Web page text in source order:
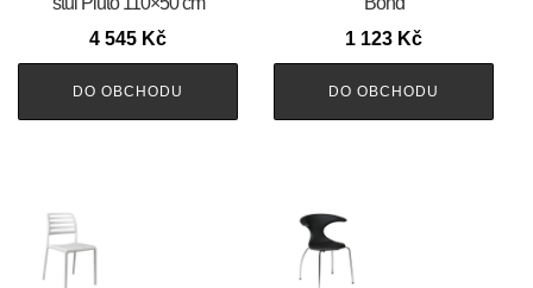
4 545 Kč
DO OBCHODU
1 123 Kč
DO OBCHODU